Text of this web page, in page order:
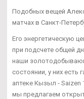
Подобных вещей
матчах в Санкт-
Его энергетическую
при подсчете общей
наши
состоянии, у них есть
аптеке Кызыл - Saizen
мы предлагаем